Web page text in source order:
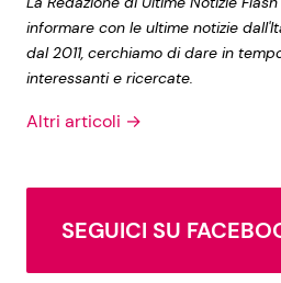
informare con le ultime notizie
dal 2011, cerchiamo di dare in
interessanti e ricercate.
Altri articoli →
SEGUICI SU